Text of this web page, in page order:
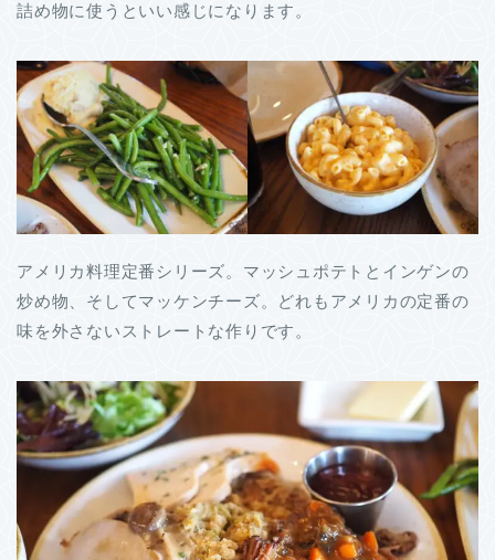
詰め物に使うといい感じになります。
アメリカ料理定番シリーズ。マッシュポテトとインゲンの
炒め物、そしてマッケンチーズ。どれもアメリカの定番の
味を外さないストレートな作りです。